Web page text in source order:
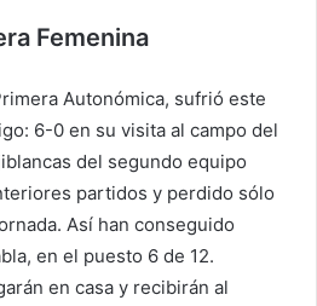
Femenina
Autonómica, sufrió este
6-0 en su visita al campo del
del segundo equipo
partidos y perdido sólo
Así han conseguido
en el puesto 6 de 12.
en casa y recibirán al